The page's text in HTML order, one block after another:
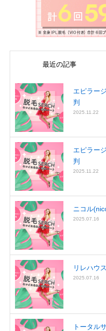
最近の記事
エピラー
判
2025.11.22
エピラー
判
2025.11.22
ニコル
2025.07.16
リレハウ
2025.07.16
トータル